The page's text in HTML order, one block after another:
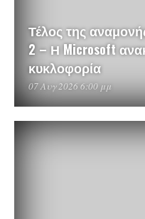
Τέλος της
2 – Η Microsoft
κυκλοφορία
07 Αυγ 2026 6:00 μμ